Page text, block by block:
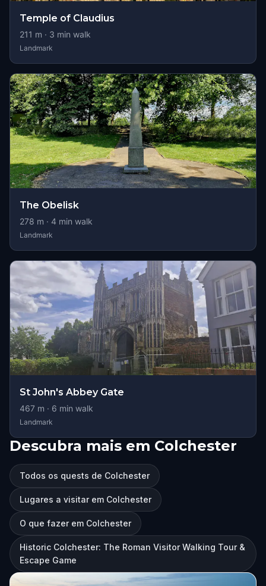
Temple of Claudius
211 m · 3 min walk
Landmark
The Obelisk
278 m · 4 min walk
Landmark
St John's Abbey Gate
467 m · 6 min walk
Landmark
Descubra mais em Colchester
Todos os quests de Colchester
Lugares a visitar em Colchester
O que fazer em Colchester
Historic Colchester: The Roman Visitor Walking Tour &
Escape Game